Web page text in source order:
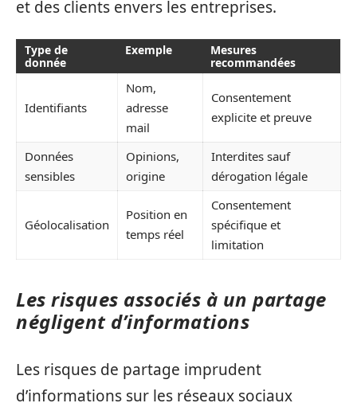
et des clients envers les entreprises.
Type de
donnée
Exemple
Mesures
recommandées
Identifiants
Nom,
adresse
mail
Consentement
explicite et preuve
Données
sensibles
Opinions,
origine
Interdites sauf
dérogation légale
Géolocalisation
Position en
temps réel
Consentement
spécifique et
limitation
Les risques associés à un partage
négligent d’informations
Les risques de partage imprudent
d’informations sur les réseaux sociaux